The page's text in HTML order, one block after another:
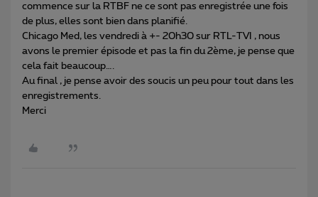
commence sur la RTBF ne ce sont pas enregistrée une fois
de plus, elles sont bien dans planifié.
Chicago Med, les vendredi à +- 20h30 sur RTL-TVI , nous
avons le premier épisode et pas la fin du 2ème, je pense que
cela fait beaucoup….
Au final , je pense avoir des soucis un peu pour tout dans les
enregistrements.
Merci